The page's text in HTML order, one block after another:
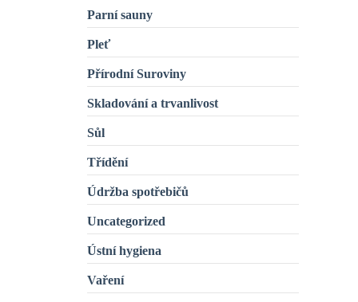
Parní sauny
Pleť
Přírodní Suroviny
Skladování a trvanlivost
Sůl
Třídění
Údržba spotřebičů
Uncategorized
Ústní hygiena
Vaření